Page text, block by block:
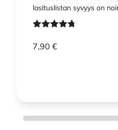
lasituslistan syvyys on
tuotteesta:
4.67/ 5
7,90 €